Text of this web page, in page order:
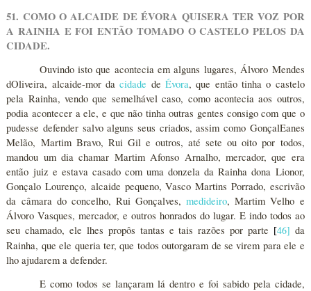
51. COMO O ALCAIDE DE ÉVORA QUISERA TER VOZ POR
A RAINHA E FOI ENTÃO TOMADO O CASTELO PELOS DA
CIDADE.
Ouvindo isto que acontecia em alguns lugares, Álvoro Mendes
dOliveira, alcaide-mor dacidade deÉvora, que então tinha o castelo
pela Rainha, vendo que semelhável caso, como acontecia aos outros,
podia acontecer a ele, e que não tinha outras gentes consigo com que o
pudesse defender salvo alguns seus criados, assim como GonçalEanes
Melão, Martim Bravo, Rui Gil e outros, até sete ou oito por todos,
mandou um dia chamar Martim Afonso Arnalho, mercador, que era
então juiz e estava casado com uma donzela da Rainha dona Lionor,
Gonçalo Lourenço, alcaide pequeno, Vasco Martins Porrado, escrivão
da câmara do concelho, Rui Gonçalves,medideiro, Martim Velho e
Álvoro Vasques, mercador, e outros honrados do lugar. E indo todos ao
seu chamado, ele lhes propôs tantas e tais razões por parte [46] da
Rainha, que ele queria ter, que todos outorgaram de se virem para ele e
lho ajudarem a defender.
E como todos se lançaram lá dentro e foi sabido pela cidade,